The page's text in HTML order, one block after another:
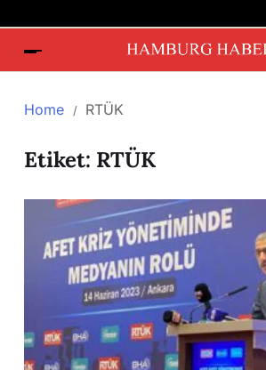
Home RTÜK
Etiket: RTÜK